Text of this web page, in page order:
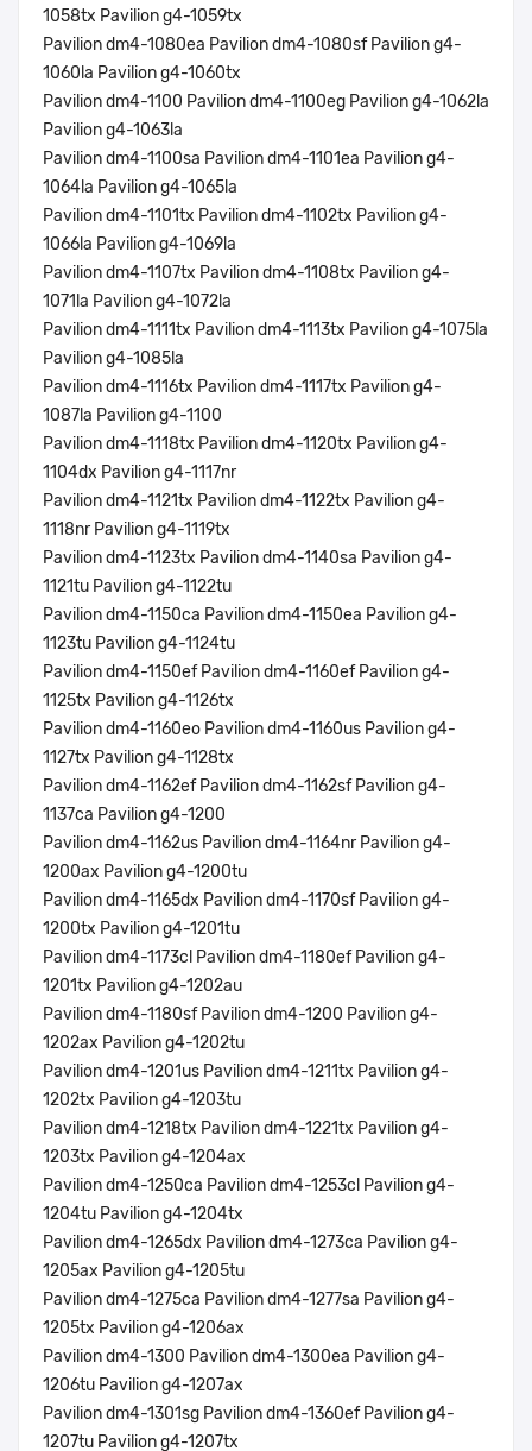
1058tx Pavilion g4-1059tx
Pavilion dm4-1080ea Pavilion dm4-1080sf Pavilion g4-
1060la Pavilion g4-1060tx
Pavilion dm4-1100 Pavilion dm4-1100eg Pavilion g4-1062la
Pavilion g4-1063la
Pavilion dm4-1100sa Pavilion dm4-1101ea Pavilion g4-
1064la Pavilion g4-1065la
Pavilion dm4-1101tx Pavilion dm4-1102tx Pavilion g4-
1066la Pavilion g4-1069la
Pavilion dm4-1107tx Pavilion dm4-1108tx Pavilion g4-
1071la Pavilion g4-1072la
Pavilion dm4-1111tx Pavilion dm4-1113tx Pavilion g4-1075la
Pavilion g4-1085la
Pavilion dm4-1116tx Pavilion dm4-1117tx Pavilion g4-
1087la Pavilion g4-1100
Pavilion dm4-1118tx Pavilion dm4-1120tx Pavilion g4-
1104dx Pavilion g4-1117nr
Pavilion dm4-1121tx Pavilion dm4-1122tx Pavilion g4-
1118nr Pavilion g4-1119tx
Pavilion dm4-1123tx Pavilion dm4-1140sa Pavilion g4-
1121tu Pavilion g4-1122tu
Pavilion dm4-1150ca Pavilion dm4-1150ea Pavilion g4-
1123tu Pavilion g4-1124tu
Pavilion dm4-1150ef Pavilion dm4-1160ef Pavilion g4-
1125tx Pavilion g4-1126tx
Pavilion dm4-1160eo Pavilion dm4-1160us Pavilion g4-
1127tx Pavilion g4-1128tx
Pavilion dm4-1162ef Pavilion dm4-1162sf Pavilion g4-
1137ca Pavilion g4-1200
Pavilion dm4-1162us Pavilion dm4-1164nr Pavilion g4-
1200ax Pavilion g4-1200tu
Pavilion dm4-1165dx Pavilion dm4-1170sf Pavilion g4-
1200tx Pavilion g4-1201tu
Pavilion dm4-1173cl Pavilion dm4-1180ef Pavilion g4-
1201tx Pavilion g4-1202au
Pavilion dm4-1180sf Pavilion dm4-1200 Pavilion g4-
1202ax Pavilion g4-1202tu
Pavilion dm4-1201us Pavilion dm4-1211tx Pavilion g4-
1202tx Pavilion g4-1203tu
Pavilion dm4-1218tx Pavilion dm4-1221tx Pavilion g4-
1203tx Pavilion g4-1204ax
Pavilion dm4-1250ca Pavilion dm4-1253cl Pavilion g4-
1204tu Pavilion g4-1204tx
Pavilion dm4-1265dx Pavilion dm4-1273ca Pavilion g4-
1205ax Pavilion g4-1205tu
Pavilion dm4-1275ca Pavilion dm4-1277sa Pavilion g4-
1205tx Pavilion g4-1206ax
Pavilion dm4-1300 Pavilion dm4-1300ea Pavilion g4-
1206tu Pavilion g4-1207ax
Pavilion dm4-1301sg Pavilion dm4-1360ef Pavilion g4-
1207tu Pavilion g4-1207tx